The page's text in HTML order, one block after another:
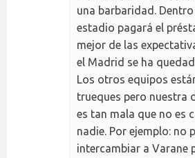
una barbaridad.
estadio pagará el
mejor de las
el Madrid se ha
Los otros equipos
trueques pero nuestra
es tan mala que no es
nadie. Por ejemplo: no
intercambiar a Varane